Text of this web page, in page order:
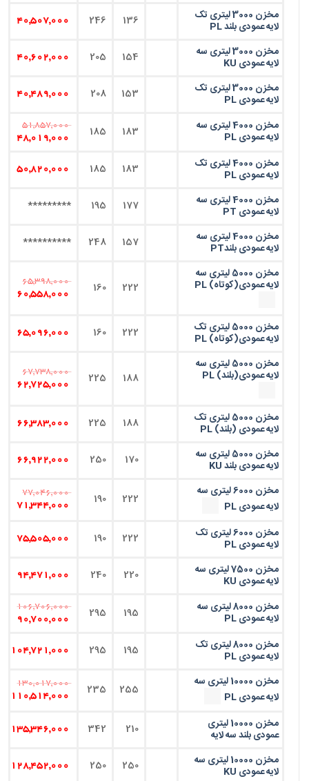
مخزن 3000 لیتری تک
لایه عمودی بلند PL 136
246
40,507,000
مخزن 3000 لیتری سه
لایه عمودی KU 154
205
40,602,000
مخزن 3000 لیتری تک
لایه عمودی PL 153
208
40,489,000
مخزن 4000 لیتری سه
لایه عمودی PL 183
185
51,857,000
48,019,000
مخزن 4000 لیتری تک
لایه عمودی PL 183
185
50,820,000
مخزن 4000 لیتری سه
لایه عمودی PT 177
195
*********
مخزن 4000 لیتری سه
لایه عمودی بلندPT 157
248
**********
مخزن 5000 لیتری سه
لایه عمودی(کوتاه) PL 222
160
65,398,000
60,558,000
مخزن 5000 لیتری تک
لایه عمودی(کوتاه) PL 222
160
65,096,000
مخزن 5000 لیتری سه
لایه عمودی(بلند) PL 188
225
67,738,000
62,725,000
مخزن 5000 لیتری تک
لایه عمودی (بلند) PL 188
225
66,383,000
مخزن 5000 لیتری سه
لایه عمودی بلند KU 170
250
66,922,000
مخزن 6000 لیتری سه
لایه عمودی PL
222
190
77,046,000
71,344,000
مخزن 6000 لیتری تک
لایه عمودی PL 222
190
75,505,000
مخزن 7500 لیتری سه
لایه عمودی KU 220
240
94,471,000
مخزن 8000 لیتری سه
لایه عمودی PL 195
295
106,706,000
90,700,000
مخزن 8000 لیتری تک
لایه عمودی PL 195
295
104,721,000
مخزن 10000 لیتری سه
لایه عمودی PL
255
235
130,017,000
110,514,000
مخزن 10000 لیتری
عمودی بلند سه لایه 210
342
135,346,000
مخزن 10000 لیتری سه
لایه عمودی KU 250
250
128,452,000